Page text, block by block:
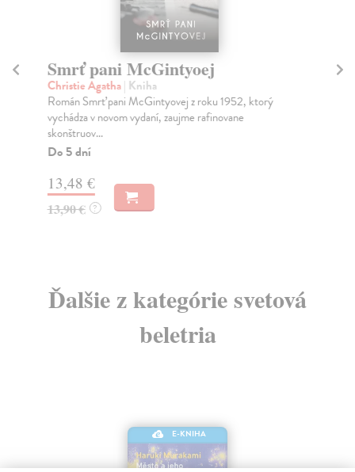
Smrť pani McGintyoej
Christie Agatha| Kniha
Román Smrť pani McGintyovej z roku 1952, ktorý
vychádza v novom vydaní, zaujme rafinovane
skonštruov...
Do 5 dní
13,48 €
13,90 € ?
Ďalšie z kategórie svetová
beletria
E-KNIHA